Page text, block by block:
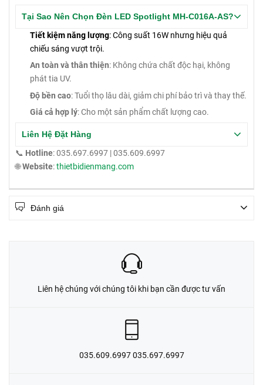
Tại Sao Nên Chọn Đèn LED Spotlight MH-C016A-AS?
Tiết kiệm năng lượng: Công suất 16W nhưng hiệu quả
chiếu sáng vượt trội.
An toàn và thân thiện: Không chứa chất độc hại, không
phát tia UV.
Độ bền cao: Tuổi thọ lâu dài, giảm chi phí bảo trì và thay thế.
Giá cả hợp lý: Cho một sản phẩm chất lượng cao.
Liên Hệ Đặt Hàng
📞 Hotline: 035.697.6997 | 035.609.6997
🌐Website:thietbidienmang.com
Đánh giá
Liên hệ chúng với chúng tôi khi bạn cần được tư vấn
035.609.6997 035.697.6997